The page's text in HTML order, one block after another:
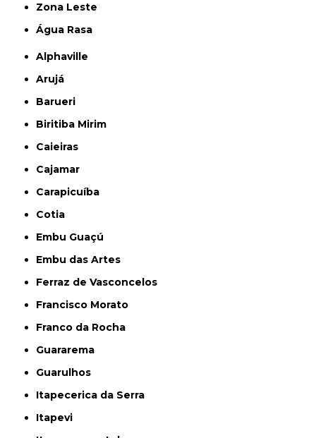
Zona Leste
Água Rasa
Alphaville
Arujá
Barueri
Biritiba Mirim
Caieiras
Cajamar
Carapicuíba
Cotia
Embu Guaçú
Embu das Artes
Ferraz de Vasconcelos
Francisco Morato
Franco da Rocha
Guararema
Guarulhos
Itapecerica da Serra
Itapevi